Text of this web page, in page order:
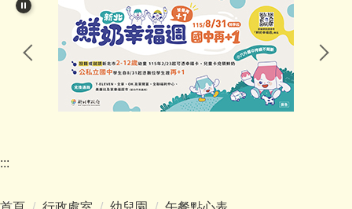
閱讀教育專區
新北市課程計畫資源網
114學年度第2學期課程計畫備查通過備查
:::